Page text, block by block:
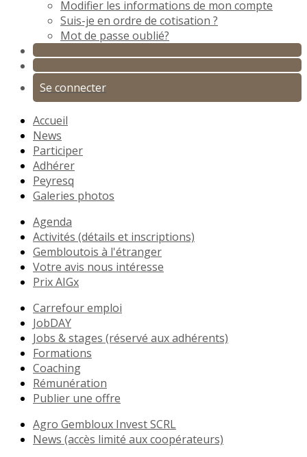
Modifier les informations de mon compte
Suis-je en ordre de cotisation ?
Mot de passe oublié?
Se connecter
Accueil
News
Participer
Adhérer
Peyresq
Galeries photos
Agenda
Activités (détails et inscriptions)
Gembloutois à l'étranger
Votre avis nous intéresse
Prix AIGx
Carrefour emploi
JobDAY
Jobs & stages (réservé aux adhérents)
Formations
Coaching
Rémunération
Publier une offre
Agro Gembloux Invest SCRL
News (accès limité aux coopérateurs)